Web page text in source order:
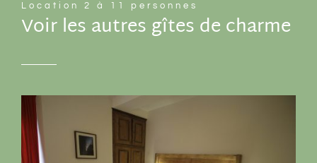
Location 2 à 11 personnes
Voir les autres gîtes de charme